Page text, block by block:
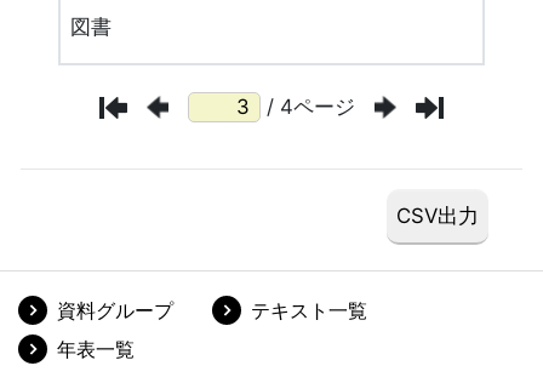
図書
/ 4ページ
資料グループ
テキスト一覧
年表一覧